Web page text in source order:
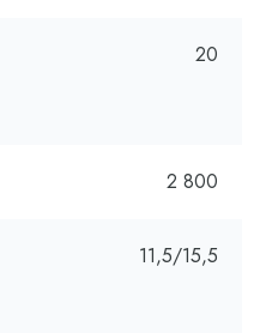
20
2 800
11,5/15,5